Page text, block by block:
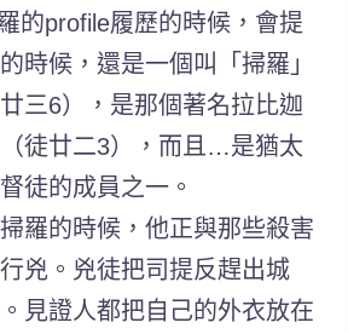
的profile履歷的時候，會提
時候，還是一個叫「掃羅」
三6），是那個著名拉比迦
徒廿二3），而且…是猶太
徒的成員之一。
羅的時候，他正與那些殺害
兇。兇徒把司提反趕出城
見證人都把自己的外衣放在